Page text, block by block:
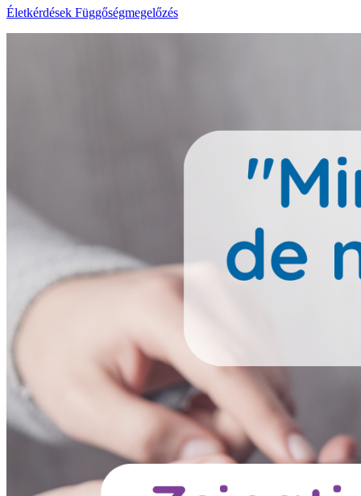
Életkérdések Függőségmegelőzés